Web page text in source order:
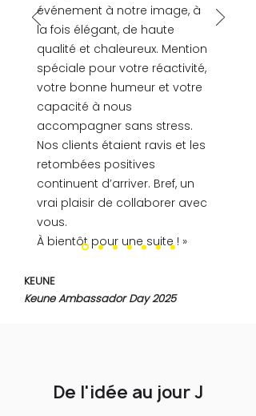
événement à notre image, à
la fois élégant, de haute
qualité et chaleureux. Mention
spéciale pour votre réactivité,
votre bonne humeur et votre
capacité à nous
accompagner sans stress.
Nos clients étaient ravis et les
retombées positives
continuent d’arriver. Bref, un
vrai plaisir de collaborer avec
vous.
À bientôt pour une suite ! »
KEUNE
Keune Ambassador Day 2025
De l'idée au jour J